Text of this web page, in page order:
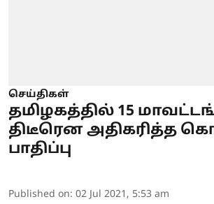
செய்திகள்
தமிழகத்தில் 15
திடீரென அதிகரித்த
பாதிப்பு
Published on: 02 Jul 2021, 5:53 am